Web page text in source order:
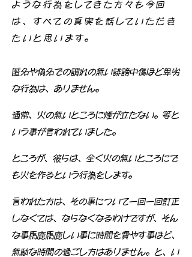
ような行為をしてきた方々も今回
は、すべての真実を話していただき
たいと思います。
匿名や偽名での謂れの無い誹謗中傷ほど卑劣
な行為は、ありません。
通常、火の無いところに煙が立たない。等と
いう事が言われていました。
ところが、彼らは、全く火の無いところにで
も火を作るという行為をします。
言われた方は、その事について一回一回訂正
しなくては、ならなくなるわけですが、そん
な事馬鹿馬鹿しい事に時間を費やす事ほど、
無駄な時間の過ごし方はありません。と、い